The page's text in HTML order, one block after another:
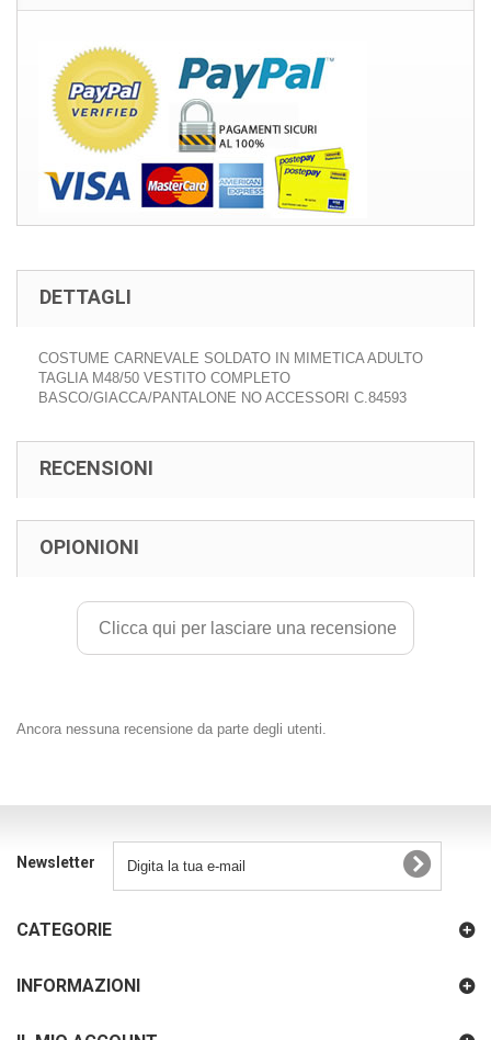
DETTAGLI
COSTUME CARNEVALE SOLDATO IN MIMETICA ADULTO
TAGLIA M48/50 VESTITO COMPLETO
BASCO/GIACCA/PANTALONE NO ACCESSORI C.84593
RECENSIONI
OPIONIONI
Clicca qui per lasciare una recensione
Ancora nessuna recensione da parte degli utenti.
Newsletter
CATEGORIE
INFORMAZIONI